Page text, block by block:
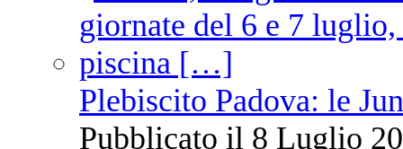
Plebiscito Padova: le
Pubblicato il 8 Luglio